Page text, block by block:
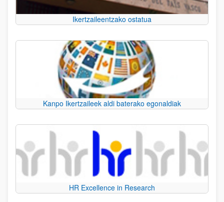
Ikertzaileentzako ostatua
Kanpo Ikertzaileek aldi baterako egonaldiak
HR Excellence in Research